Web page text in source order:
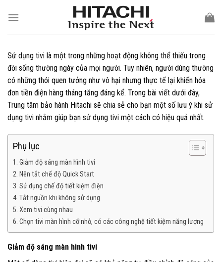
Sử dụng tivi là một trong những hoạt động không thể thiếu trong
đời sống thường ngày của mọi người. Tuy nhiên, người dùng thường
có những thói quen tưởng như vô hại nhưng thực tế lại khiến hóa
đơn tiền điện hàng tháng tăng đáng kể. Trong bài viết dưới đây,
Trung tâm bảo hành Hitachi sẽ chia sẻ cho bạn một số lưu ý khi sử
dụng tivi nhằm giúp bạn sử dụng tivi một cách có hiệu quả nhất.
Phụ lục
Giảm độ sáng màn hình tivi
Nên tắt chế độ Quick Start
Sử dụng chế độ tiết kiệm điện
Tắt nguồn khi không sử dụng
Xem tivi cùng nhau
Chọn tivi màn hình cỡ nhỏ, có các công nghệ tiết kiệm năng lượng
Giảm độ sáng màn hình tivi